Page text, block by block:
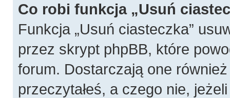
Co robi funkcja „Usuń
Funkcja „Usuń ciasteczka”
przez skrypt phpBB, które
forum. Dostarczają one
przeczytałeś, a czego nie,